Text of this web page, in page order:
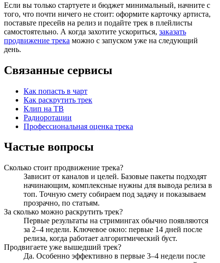
Если вы только стартуете и бюджет минимальный, начните с
того, что почти ничего не стоит: оформите карточку артиста,
поставьте пресейв на релиз и подайте трек в плейлисты
самостоятельно. А когда захотите ускориться, заказать
продвижение трека можно с запуском уже на следующий
день.
Связанные сервисы
Как попасть в чарт
Как раскрутить трек
Клип на ТВ
Радиоротации
Профессиональная оценка трека
Частые вопросы
Сколько стоит продвижение трека?
Зависит от каналов и целей. Базовые пакеты подходят
начинающим, комплексные нужны для вывода релиза в
топ. Точную смету собираем под задачу и показываем
прозрачно, по статьям.
За сколько можно раскрутить трек?
Первые результаты на стримингах обычно появляются
за 2–4 недели. Ключевое окно: первые 14 дней после
релиза, когда работает алгоритмический буст.
Продвигаете уже вышедший трек?
Да. Особенно эффективно в первые 3–4 недели после